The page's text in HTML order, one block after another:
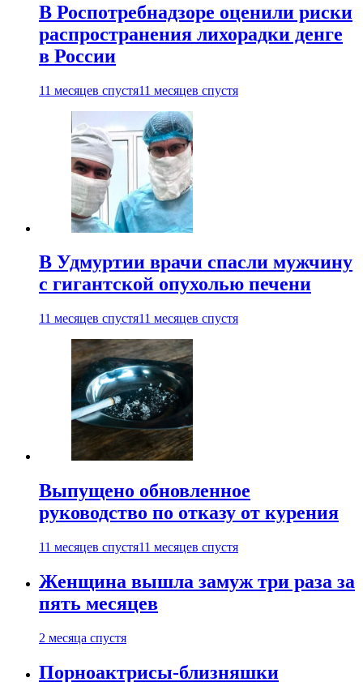
В Роспотребнадзоре оценили риски
распространения лихорадки денге
в России
11 месяцев спустя11 месяцев спустя
В Удмуртии врачи спасли мужчину
с гигантской опухолью печени
11 месяцев спустя11 месяцев спустя
Выпущено обновленное
руководство по отказу от курения
11 месяцев спустя11 месяцев спустя
Женщина вышла замуж три раза за
пять месяцев
2 месяца спустя
Порноактрисы-близняшки